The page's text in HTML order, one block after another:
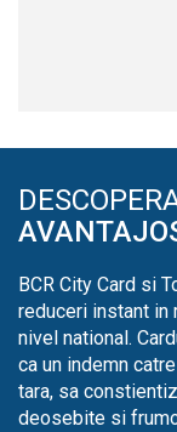
BCR City Card si
reduceri instant in
nivel national.
ca un indemn
tara, sa
deosebite si